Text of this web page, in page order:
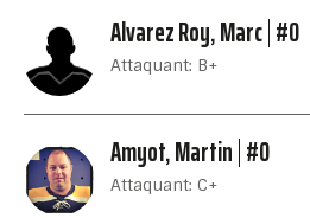
Alvarez Roy, Marc #0
Attaquant: B+
Amyot, Martin #0
Attaquant: C+